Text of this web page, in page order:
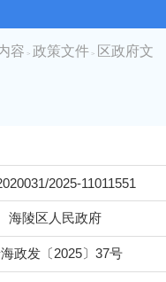
容 > 政策文件 > 区政府文
2025-11011551
海陵区人民政府
政发〔2025〕37号